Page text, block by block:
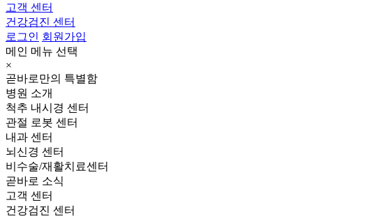
고객 센터
건강검진 센터
로그인 회원가입
메인 메뉴 선택
×
곧바로만의 특별함
병원 소개
척추 내시경 센터
관절 로봇 센터
내과 센터
뇌신경 센터
비수술/재활치료센터
곧바로 소식
고객 센터
건강검진 센터